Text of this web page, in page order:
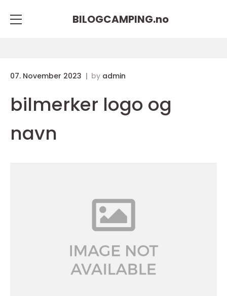
BILOGCAMPING.no
07. November 2023 by admin
bilmerker logo og
navn